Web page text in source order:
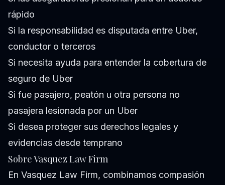
rápido
Si la responsabilidad es disputada entre Uber,
conductor o terceros
Si necesita ayuda para entender la cobertura de
seguro de Uber
Si fue pasajero, peatón u otra persona no
pasajera lesionada por un Uber
Si desea proteger sus derechos legales y
evidencias desde temprano
Sobre Vasquez Law Firm
En Vasquez Law Firm, combinamos compasión